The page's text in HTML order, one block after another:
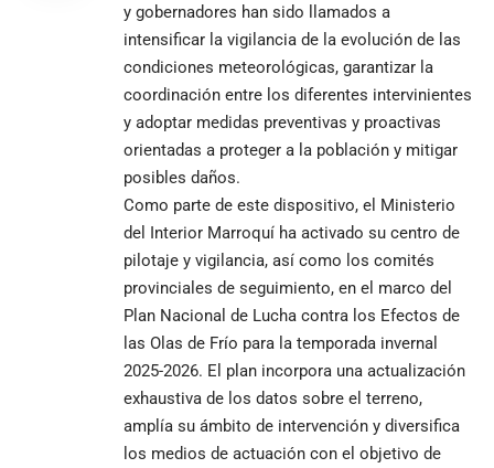
y gobernadores han sido llamados a
intensificar la vigilancia de la evolución de las
condiciones meteorológicas, garantizar la
coordinación entre los diferentes intervinientes
y adoptar medidas preventivas y proactivas
orientadas a proteger a la población y mitigar
posibles daños.
Como parte de este dispositivo, el Ministerio
del Interior Marroquí ha activado su centro de
pilotaje y vigilancia, así como los comités
provinciales de seguimiento, en el marco del
Plan Nacional de Lucha contra los Efectos de
las Olas de Frío para la temporada invernal
2025-2026. El plan incorpora una actualización
exhaustiva de los datos sobre el terreno,
amplía su ámbito de intervención y diversifica
los medios de actuación con el objetivo de